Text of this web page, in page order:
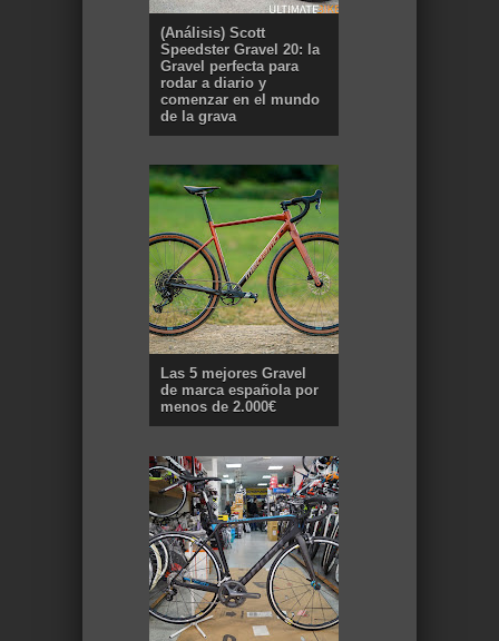
(Análisis) Scott
Speedster Gravel 20: la
Gravel perfecta para
rodar a diario y
comenzar en el mundo
de la grava
Las 5 mejores Gravel
de marca española por
menos de 2.000€